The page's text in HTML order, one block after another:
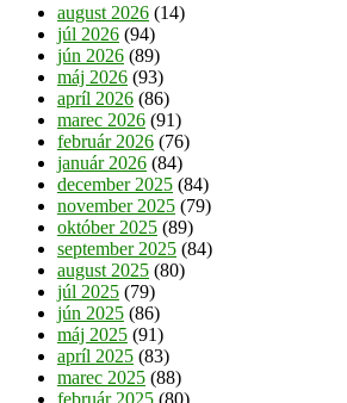
august 2026 (14)
júl 2026 (94)
jún 2026 (89)
máj 2026 (93)
apríl 2026 (86)
marec 2026 (91)
február 2026 (76)
január 2026 (84)
december 2025 (84)
november 2025 (79)
október 2025 (89)
september 2025 (84)
august 2025 (80)
júl 2025 (79)
jún 2025 (86)
máj 2025 (91)
apríl 2025 (83)
marec 2025 (88)
február 2025 (80)